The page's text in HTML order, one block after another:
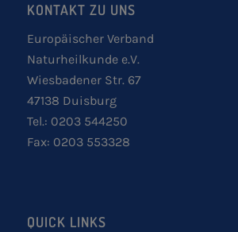
KONTAKT ZU UNS
Europäischer Verband
Naturheilkunde e.V.
Wiesbadener Str. 67
47138 Duisburg
Tel.: 0203 544250
Fax: 0203 553328
QUICK LINKS